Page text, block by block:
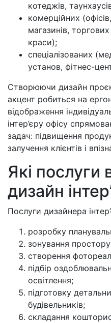
котеджів,
комерційних
магазинів, торгових
краси);
спеціалізованих
установ, фітнес-
Створюючи дизайн
акцент робиться на
відображення
інтер’єру офісу
задач: підвищення
залучення клієнтів і
Які послуги
дизайн
Послуги дизайнера
розробку
зонування
створення
підбір
освітлення;
підготовку
будівельників;
складання